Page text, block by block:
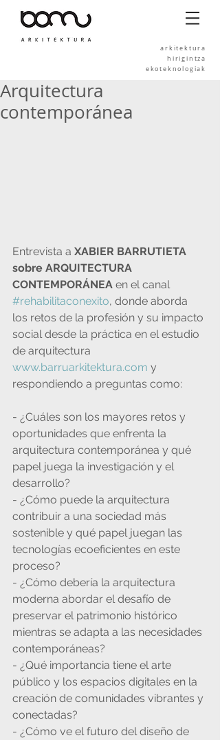
arkitektura
hirigintza
ekoteknologiak
Arquitectura
contemporánea
Entrevista a XABIER BARRUTIETA
sobre ARQUITECTURA
CONTEMPORÁNEA en el canal
#rehabilitaconexito, donde aborda
los retos de la profesión y su impacto
social desde la práctica en el estudio
de arquitectura
www.barruarkitektura.com y
respondiendo a preguntas como:
- ¿Cuáles son los mayores retos y
oportunidades que enfrenta la
arquitectura contemporánea y qué
papel juega la investigación y el
desarrollo?
- ¿Cómo puede la arquitectura
contribuir a una sociedad más
sostenible y qué papel juegan las
tecnologías ecoeficientes en este
proceso?
- ¿Cómo debería la arquitectura
moderna abordar el desafío de
preservar el patrimonio histórico
mientras se adapta a las necesidades
contemporáneas?
- ¿Qué importancia tiene el arte
público y los espacios digitales en la
creación de comunidades vibrantes y
conectadas?
- ¿Cómo ve el futuro del diseño de